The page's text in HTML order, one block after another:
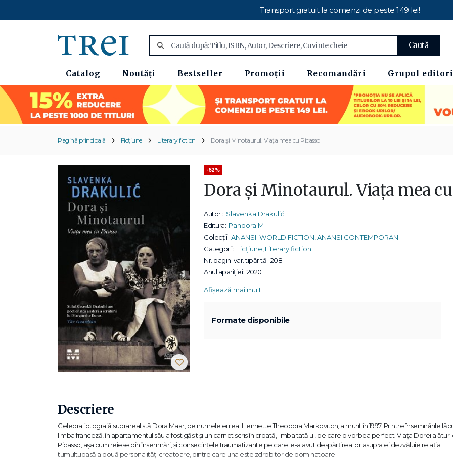
Transport gratuit la comenzi de peste 149 lei!
Caută
Catalog Noutăți Bestseller Promoții Recomandări Grupul
Pagină principală Ficțiune Literary fiction Dora și Minotaurul. Viața mea cu Picasso
-62%
Dora și Minotaurul. Viața mea cu
Autor : Slavenka Drakulić
Editura: Pandora M
Colecții: ANANSI. WORLD FICTION ANANSI CONTEMPORAN
Categorii: Ficțiune Literary fiction
Nr. pagini var. tipărită: 208
Anul apariției: 2020
Afișează mai mult
Formate disponibile
Descriere
Celebra fotografă suprarealistă Dora Maar, pe numele ei real Henriette Theodora Markovitch, a murit în 1997. Printre însemnările
limba franceză, în apartamentul său a fost găsit și un carnet scris în croată, limba tatălui, pe care o vorbea perfect. Viața Dorei alături
Picasso, așa cum reiese din însemnări, și consecințele traumatizante pe care le-a avut despărțirea lor asupra ei dezvăluie relația
tumultuoasă a două personalități creatoare, dintre care una este zdrobitor de dominatoare.